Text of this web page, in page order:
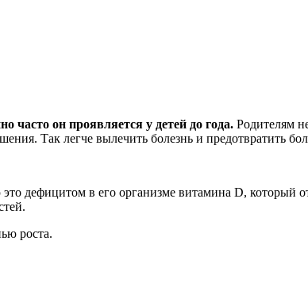
часто он проявляется у детей до года. Родителям
Так легче вылечить болезнь и предотвратить
дефицитом в его организме витамина D, который
роста.